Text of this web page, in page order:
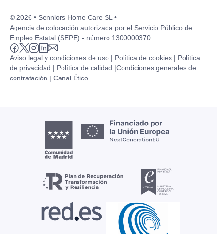
© 2026 • Senniors Home Care SL •
Agencia de colocación autorizada por el Servicio Público de
Empleo Estatal (SEPE) - número 1300000370
Aviso legal y condiciones de uso | Política de cookies | Política
de privacidad | Política de calidad |Condiciones generales de
contratación | Canal Ético